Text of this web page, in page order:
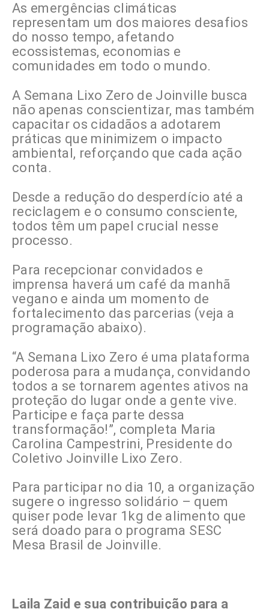
As emergências climáticas
representam um dos maiores desafios
do nosso tempo, afetando
ecossistemas, economias e
comunidades em todo o mundo.
A Semana Lixo Zero de Joinville busca
não apenas conscientizar, mas também
capacitar os cidadãos a adotarem
práticas que minimizem o impacto
ambiental, reforçando que cada ação
conta.
Desde a redução do desperdício até a
reciclagem e o consumo consciente,
todos têm um papel crucial nesse
processo.
Para recepcionar convidados e
imprensa haverá um café da manhã
vegano e ainda um momento de
fortalecimento das parcerias (veja a
programação abaixo).
“A Semana Lixo Zero é uma plataforma
poderosa para a mudança, convidando
todos a se tornarem agentes ativos na
proteção do lugar onde a gente vive.
Participe e faça parte dessa
transformação!”, completa Maria
Carolina Campestrini, Presidente do
Coletivo Joinville Lixo Zero.
Para participar no dia 10, a organização
sugere o ingresso solidário – quem
quiser pode levar 1kg de alimento que
será doado para o programa SESC
Mesa Brasil de Joinville.
Laila Zaid e sua contribuição para a